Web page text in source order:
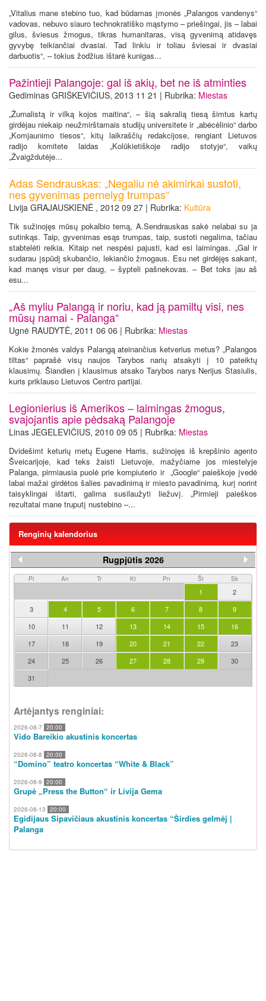
„Vitalius mane stebino tuo, kad būdamas įmonės „Palangos vandenys“
vadovas, nebuvo siauro technokratiško mąstymo – priešingai, jis – labai
gilus, šviesus žmogus, tikras humanitaras, visą gyvenimą atidavęs
gyvybę teikiančiai dvasiai. Tad linkiu ir toliau šviesai ir dvasiai
darbuotis“, – tokius žodžius ištarė kunigas...
Pažintieji Palangoje: gal iš akių, bet ne iš atminties
Gediminas GRIŠKEVIČIUS, 2013 11 21 | Rubrika: Miestas
„Žurnalistą ir vilką kojos maitina“, – šią sakralią tiesą šimtus kartų
girdėjau niekaip neužmirštamais studijų universitete ir „abėcėlinio“ darbo
„Komjaunimo tiesos“, kitų laikraščių redakcijose, rengiant Lietuvos
radijo komitete laidas „Kolūkietiškoje radijo stotyje“, vaikų
„Žvaigždutėje...
Adas Sendrauskas: „Negaliu nė akimirkai sustoti,
nes gyvenimas pernelyg trumpas“
Livija GRAJAUSKIENĖ , 2012 09 27 | Rubrika: Kultūra
Tik sužinojęs mūsų pokalbio temą, A.Sendrauskas sakė nelabai su ja
sutinkąs. Taip, gyvenimas esąs trumpas, taip, sustoti negalima, tačiau
stabtelėti reikia. Kitaip net nespėsi pajusti, kad esi laimingas. „Gal ir
sudarau įspūdį skubančio, lekiančio žmogaus. Esu net girdėjęs sakant,
kad manęs visur per daug, – šypteli pašnekovas. – Bet toks jau aš
esu...
„Aš myliu Palangą ir noriu, kad ją pamiltų visi, nes
mūsų namai - Palanga“
Ugnė RAUDYTĖ, 2011 06 06 | Rubrika: Miestas
Kokie žmonės valdys Palangą ateinančius ketverius metus? „Palangos
tiltas“ paprašė visų naujos Tarybos narių atsakyti į 10 pateiktų
klausimų. Šiandien į klausimus atsako Tarybos narys Nerijus Stasiulis,
kuris priklauso Lietuvos Centro partijai.
Legionierius iš Amerikos – laimingas žmogus,
svajojantis apie pėdsaką Palangoje
Linas JEGELEVIČIUS, 2010 09 05 | Rubrika: Miestas
Dvidešimt keturių metų Eugene Harris, sužinojęs iš krepšinio agento
Šveicarijoje, kad teks žaisti Lietuvoje, mažyčiame jos miestelyje
Palanga, pirmiausia puolė prie kompiuterio ir „Google“ paieškoje įvedė
labai mažai girdėtos šalies pavadinimą ir miesto pavadinimą, kurį norint
taisyklingai ištarti, galima susilaužyti liežuvį. „Pirmieji paieškos
rezultatai mane truputį nustebino –...
Renginių kalendorius
Rugpjūtis 2026
Pi An Tr Kt Pn Št Sk
1
2
3
4 5 6 7 8
9
10
11 12 13 14 15
16
17
18 19 20 21 22
23
24
25 26 27 28 29
30
31
Artėjantys renginiai:
2026-08-7 20:00
Vido Bareikio akustinis koncertas
2026-08-8 20:00
“Domino” teatro koncertas “White & Black”
2026-08-9 20:00
Grupė „Press the Button“ ir Livija Gema
2026-08-13 20:00
Egidijaus Sipavičiaus akustinis koncertas “Širdies gelmėj |
Palanga